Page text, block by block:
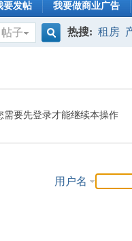
要发帖 我要做商业广告
帖子
索
热搜: 租房
需要先登录才能继续本操作
用户名